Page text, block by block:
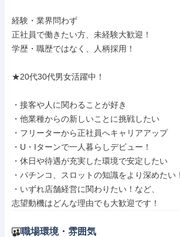
経験・業界問わず
正社員で働きたい方、未経験大歓迎！
学歴・職歴ではなく、人柄採用！
★20代30代男女活躍中！
・接客や人に関わることが好き
・他業種からの新しいことに挑戦したい
・フリーターから正社員へキャリアアップ
・U・Iターンで一人暮らしデビュー！
・休日や待遇が充実した環境で安定したい
・パチンコ、スロットの知識をより深めたい！
・いずれ店舗経営に関わりたい！など、
志望動機はどんな理由でも大歓迎です！
職場環境・雰囲気